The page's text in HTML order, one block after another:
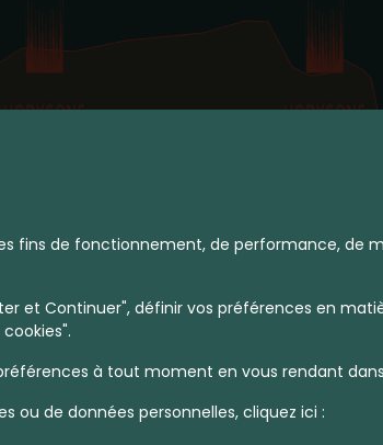
fins de fonctionnement, de performance,
et Continuer", définir vos préférences en
à tout moment en vous rendant
ou de données personnelles, cliquez ici :